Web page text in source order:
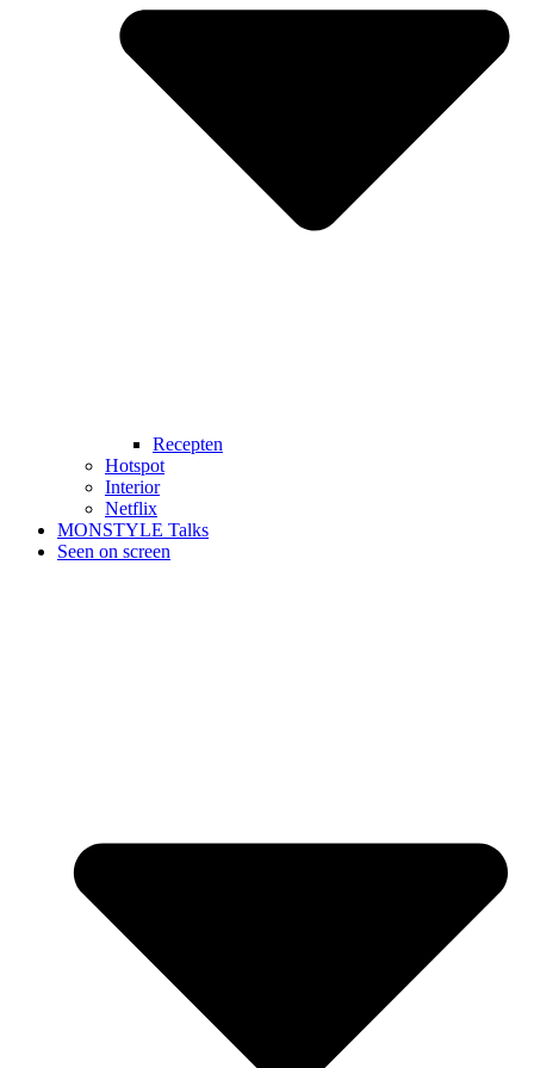
Recepten
Hotspot
Interior
Netflix
MONSTYLE Talks
Seen on screen